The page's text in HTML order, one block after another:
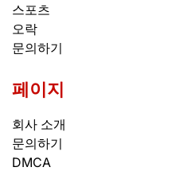
스포츠
오락
문의하기
페이지
회사 소개
문의하기
DMCA